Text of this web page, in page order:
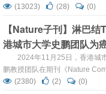
资。本轮融资由广州产投领投，
因编辑药物临床试验、后续研
新。 基因编辑技术是生物科技
是该领域具有全球视野的基因
立于201...
(13023) (28) (0)
【Nature子刊】淋巴
港城市大学史鹏团队为
希望！
2024年11月25日，香港城
鹏教授团队在期刊《Nature
为“In vivo gene editing of T-
(2380) (2) (0)